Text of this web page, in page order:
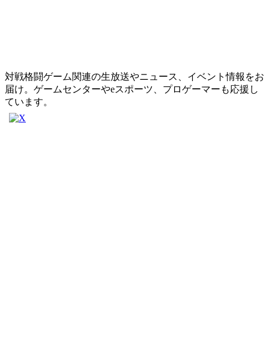
対戦格闘ゲーム関連の生放送やニュース、イベント情報をお
届け。ゲームセンターやeスポーツ、プロゲーマーも応援し
ています。